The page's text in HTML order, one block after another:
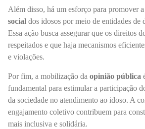
Além disso, há um esforço para promover a
social dos idosos por meio de entidades de
Essa ação busca assegurar que os direitos
respeitados e que haja mecanismos
e violações.
Por fim, a mobilização da opinião pública
fundamental para estimular a participação
da sociedade no atendimento ao idoso. A
engajamento coletivo contribuem para
mais inclusiva e solidária.